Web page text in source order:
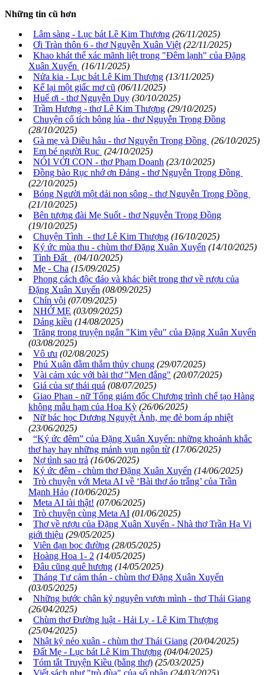
Những tin cũ hơn
Lâm sàng - Lục bát Lê Kim Thượng (26/11/2025)
Ơi Tràn thôn 6 - thơ Nguyễn Xuân Việt (22/11/2025)
Khao khát thể xác mãnh liệt trong "Đêm lạnh" của Đặng
Xuân Xuyến (16/11/2025)
Nửa kia - Lục bát Lê Kim Thượng (13/11/2025)
Kể lại một giấc mơ cũ (06/11/2025)
Huế ơi - thơ Nguyễn Duy (30/10/2025)
Trầm Hương - thơ Lê Kim Thượng (29/10/2025)
Chuyện cổ tích bông lúa - thơ Nguyễn Trọng Đồng
(28/10/2025)
Gà mẹ và Diều hâu - thơ Nguyễn Trọng Đồng (26/10/2025)
Em bé người Rục (24/10/2025)
NÓI VỚI CON - thơ Phạm Doanh (23/10/2025)
Đồng bào Rục nhớ ơn Đảng - thơ Nguyễn Trọng Đồng
(22/10/2025)
Bóng Người một dải non sông - thơ Nguyễn Trọng Đồng
(21/10/2025)
Bên tượng đài Mẹ Suốt - thơ Nguyễn Trọng Đồng
(19/10/2025)
Chuyện Tình - thơ Lê Kim Thượng (16/10/2025)
Ký ức mùa thu - chùm thơ Đặng Xuân Xuyến (14/10/2025)
Tình Đất
(04/10/2025)
Mẹ - Cha (15/09/2025)
Phong cách độc đáo và khác biệt trong thơ về rượu của
Đặng Xuân Xuyến (08/09/2025)
Chín vội (07/09/2025)
NHỚ MẸ (03/09/2025)
Dáng kiều (14/08/2025)
Trăng trong truyện ngắn "Kim yêu" của Đặng Xuân Xuyến
(03/08/2025)
Vô ưu (02/08/2025)
Phú Xuân đằm thắm thủy chung (29/07/2025)
Vài cảm xúc với bài thơ "Men đắng" (20/07/2025)
Giá của sự thái quá (08/07/2025)
Giao Phan - nữ Tổng giám đốc Chương trình chế tạo Hàng
không mẫu hạm của Hoa Kỳ (26/06/2025)
Nữ bác học Dương Nguyệt Ánh, mẹ đẻ bom áp nhiệt
(23/06/2025)
“Ký ức đêm” của Đặng Xuân Xuyến: những khoảnh khắc
thơ hay hay những mảnh vụn ngôn từ (17/06/2025)
Nợ tình sao trả (16/06/2025)
Ký ức đêm - chùm thơ Đặng Xuân Xuyến (14/06/2025)
Trò chuyện với Meta AI về ‘Bài thơ áo trắng’ của Trần
Mạnh Hảo (10/06/2025)
Meta AI tài thật! (07/06/2025)
Trò chuyện cùng Meta AI (01/06/2025)
Thơ về rượu của Đặng Xuân Xuyến - Nhà thơ Trần Hạ Vi
giới thiệu (29/05/2025)
Viên đạn bọc đường (28/05/2025)
Hoàng Hoa 1- 2 (14/05/2025)
Đâu cũng quê hương (14/05/2025)
Tháng Tư cảm thán - chùm thơ Đặng Xuân Xuyến
(03/05/2025)
Những bước chân kỷ nguyên vươn mình - thơ Thái Giang
(26/04/2025)
Chùm thơ Đường luật - Hải Ly - Lê Kim Thượng
(25/04/2025)
Nhật ký nẻo xuân - chùm thơ Thái Giang (20/04/2025)
Đất Mẹ - Lục bát Lê Kim Thượng (04/04/2025)
Tóm tắt Truyện Kiều (bằng thơ) (25/03/2025)
Viết sách như "trò đùa" của số phận (24/03/2025)